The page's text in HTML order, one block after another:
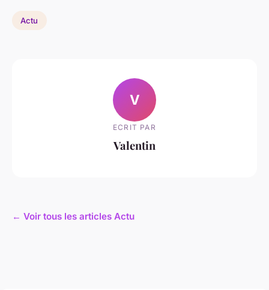
Actu
V
ECRIT PAR
Valentin
← Voir tous les articles Actu